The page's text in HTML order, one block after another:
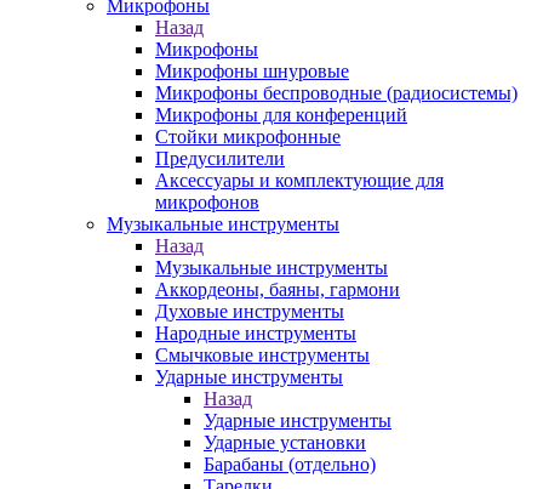
Микрофоны
Назад
Микрофоны
Микрофоны шнуровые
Микрофоны беспроводные (радиосистемы)
Микрофоны для конференций
Стойки микрофонные
Предусилители
Аксессуары и комплектующие для
микрофонов
Музыкальные инструменты
Назад
Музыкальные инструменты
Аккордеоны, баяны, гармони
Духовые инструменты
Народные инструменты
Смычковые инструменты
Ударные инструменты
Назад
Ударные инструменты
Ударные установки
Барабаны (отдельно)